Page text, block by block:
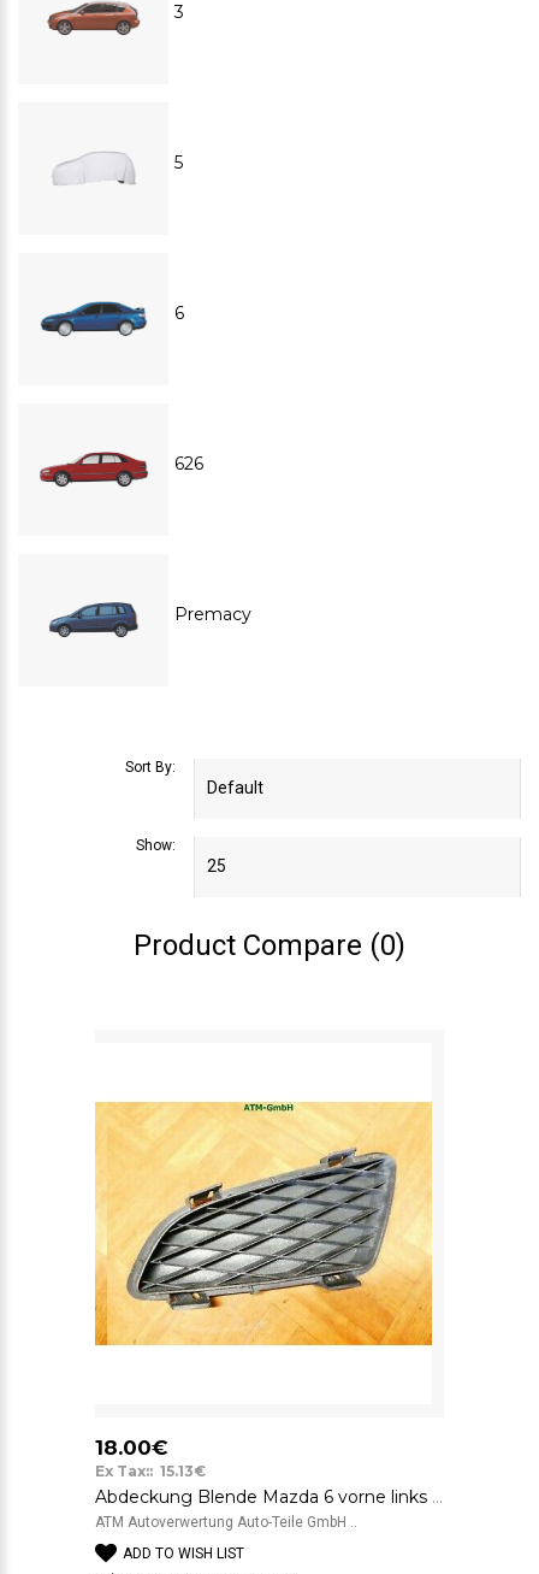
3
5
6
626
Premacy
Sort By:
Show:
Product Compare (0)
18.00€
Ex Tax:: 15.13€
Abdeckung Blende Mazda 6 vorne links Fahrerseite GJ6A-50C21
ATM Autoverwertung Auto-Teile GmbH ..
ADD TO WISH LIST